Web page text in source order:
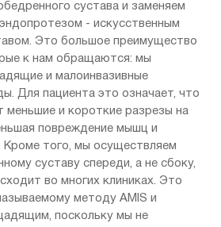
сустава и заменяем
- искусственным
Это большое преимущество
к нам обращаются: мы
и малоинвазивные
Для пациента это означает, что
меньшие и короткие разрезы на
повреждение мышц и
того, мы осуществляем
суставу спереди, а не сбоку,
во многих клиниках. Это
методу AMIS и
поскольку мы не